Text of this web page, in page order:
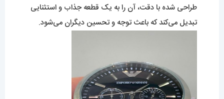
طراحی شده با دقت، آن را به یک قطعه جذاب و استثنایی
تبدیل می‌کند که باعث توجه و تحسین دیگران می‌شود.